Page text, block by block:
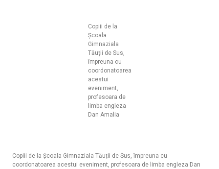
Copiii de la
Școala
Gimnaziala
Tăuții de Sus,
împreuna cu
coordonatoarea
acestui
eveniment,
profesoara de
limba engleza
Dan Amalia
Copiii de la Școala Gimnaziala Tăuții de Sus, împreuna cu
coordonatoarea acestui eveniment, profesoara de limba engleza Dan